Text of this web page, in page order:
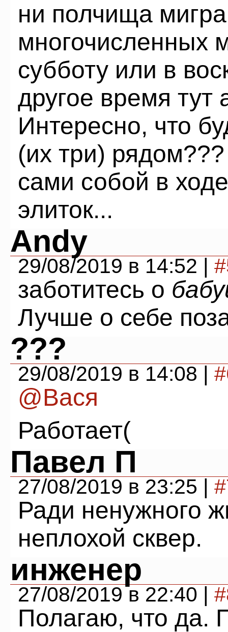
ни полчища
многочисленных
субботу или в
другое время
Интересно, что
(их три)
сами собой в
элиток...
Andy
29/08/2019 в 14:52 |
заботитесь о
Лучше о себе
???
29/08/2019 в 14:08 |
@Вася
Работает(
Павел П
27/08/2019 в 23:25 |
Ради ненужного
неплохой сквер.
инженер
27/08/2019 в 22:40 |
Полагаю, что да.